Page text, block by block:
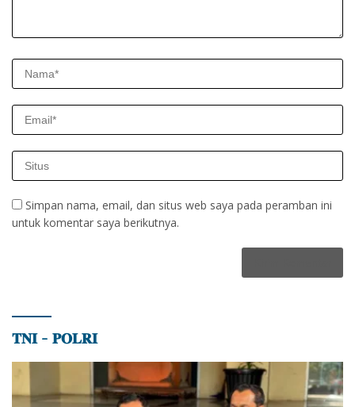
Simpan nama, email, dan situs web saya pada peramban ini
untuk komentar saya berikutnya.
𝐓𝐍𝐈 – 𝐏𝐎𝐋𝐑𝐈